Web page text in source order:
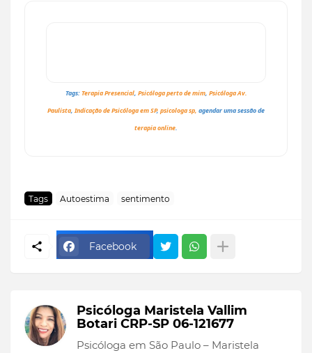
Tags:Terapia Presencial, Psicóloga perto de mim, Psicóloga Av.
Paulista,Indicação de Psicóloga em SP, psicologa sp, agendar uma sessão de
terapia online.
Tags Autoestima sentimento
Facebook
Psicóloga Maristela Vallim
Botari CRP-SP 06-121677
Psicóloga em São Paulo – Maristela